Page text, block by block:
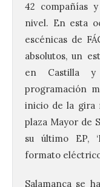
42 compañías
nivel. En esta
escénicas de
absolutos, un
en Castilla
programación
inicio de la gira
plaza Mayor de
su último EP,
formato
Salamanca se